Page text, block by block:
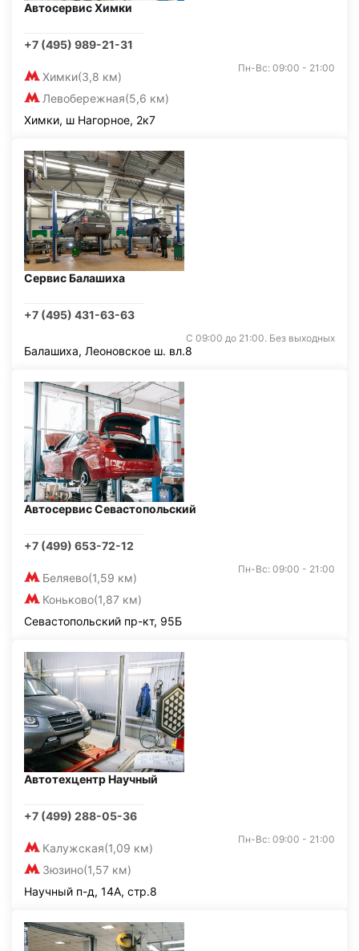
Автосервис Химки
+7 (495) 989-21-31
Химки(3,8 км)
Левобережная(5,6 км)
Пн-Вс: 09:00 - 21:00
Химки, ш Нагорное, 2к7
Сервис Балашиха
+7 (495) 431-63-63
С 09:00 до 21:00. Без выходных
Балашиха, Леоновское ш. вл.8
Автосервис Севастопольский
+7 (499) 653-72-12
Беляево(1,59 км)
Коньково(1,87 км)
Пн-Вс: 09:00 - 21:00
Севастопольский пр-кт, 95Б
Автотехцентр Научный
+7 (499) 288-05-36
Калужская(1,09 км)
Зюзино(1,57 км)
Пн-Вс: 09:00 - 21:00
Научный п-д, 14А, стр.8